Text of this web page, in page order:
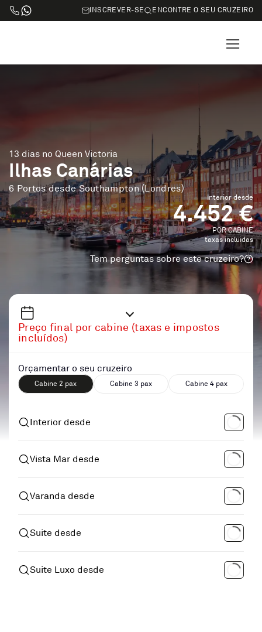
INSCREVER-SE ENCONTRE O SEU CRUZEIRO
13 dias no Queen Victoria
Ilhas Canárias
6 Portos desde Southampton (Londres)
Interior desde
4.452 €
POR CABINE
taxas incluidas
Tem perguntas sobre este cruzeiro?
Preço final por cabine (taxas e impostos
incluídos)
Orçamentar o seu cruzeiro
Cabine 2 pax Cabine 3 pax Cabine 4 pax
Interior desde
Vista Mar desde
Varanda desde
Suite desde
Suite Luxo desde